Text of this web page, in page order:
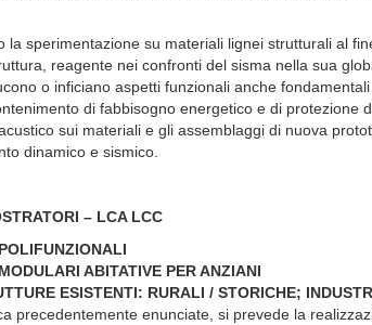
la sperimentazione su materiali lignei strutturali al
reagente nei confronti del sisma nella sua
o inficiano aspetti funzionali anche
di fabbisogno energetico e di
sui materiali e gli assemblaggi di nuova
dinamico e sismico.
– LCA LCC
ABITATIVE PER ANZIANI
ESISTENTI: RURALI / STORICHE;
precedentemente enunciate, si prevede la